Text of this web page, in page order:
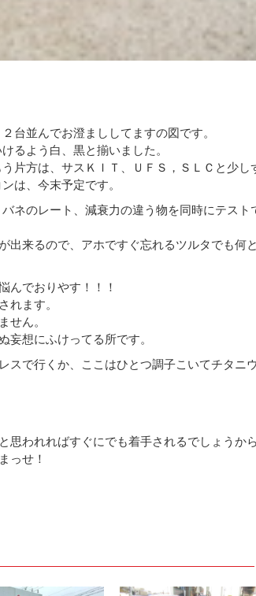
台並んでお澄まししてますの図です。
るよう白、黒と揃いました。
片方は、サスＫＩＴ、ＵＦＳ，ＳＬＣと少し
は、今末予定です。
ネのレート、減衰力の違う物を同時にテスト
出来るので、アホですぐ忘れるツルタでも何
んでおりやす！！！
れます。
せん。
妄想にふけってる所です。
で行くか、ここはひとつ調子こいてチタニ
われればすぐにでも着手されるでしょうから
っせ！